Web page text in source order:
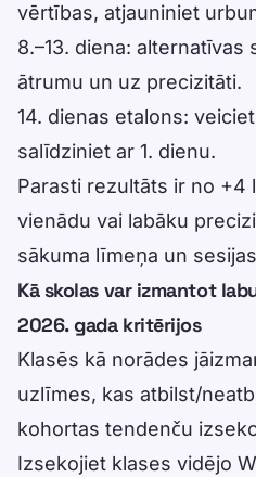
vērtības, atjauniniet
8.–13. diena:
ātrumu un uz precizitāti.
14. dienas etalons:
salīdziniet ar 1. dienu.
Parasti rezultāts ir no +4
vienādu vai labāku
sākuma līmeņa un
Kā skolas var izmantot
2026. gada kritērijos
Klasēs kā norādes
uzlīmes, kas atbilst/
kohortas tendenču
Izsekojiet klases vidējo